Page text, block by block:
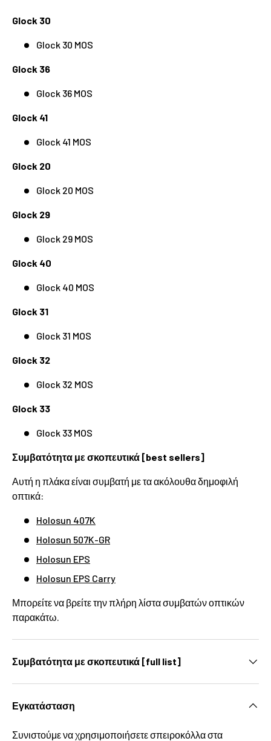
Glock 30
Glock 30 MOS
Glock 36
Glock 36 MOS
Glock 41
Glock 41 MOS
Glock 20
Glock 20 MOS
Glock 29
Glock 29 MOS
Glock 40
Glock 40 MOS
Glock 31
Glock 31 MOS
Glock 32
Glock 32 MOS
Glock 33
Glock 33 MOS
Συμβατότητα με σκοπευτικά [best sellers]
Αυτή η πλάκα είναι συμβατή με τα ακόλουθα δημοφιλή
οπτικά:
Holosun 407K
Holosun 507K-GR
Holosun EPS
Holosun EPS Carry
Μπορείτε να βρείτε την πλήρη λίστα συμβατών οπτικών
παρακάτω.
Συμβατότητα με σκοπευτικά [full list]
Εγκατάσταση
Συνιστούμε να χρησιμοποιήσετε σπειροκόλλα στα